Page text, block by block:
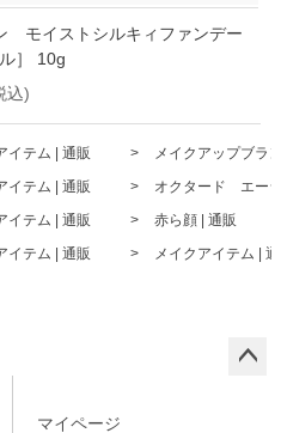
モイストシルキィファンデー
］ 10g
込)
イテム | 通販
メイクアップブラ
イテム | 通販
オクタード エー
イテム | 通販
赤ら顔 | 通販
イテム | 通販 メイクアイテム |
マイページ